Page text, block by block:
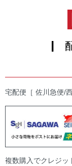
| 配
宅配便［ 佐川急便/
複数購入でクレジッ